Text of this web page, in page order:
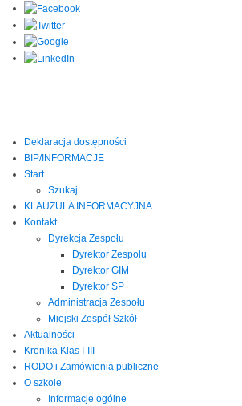
Deklaracja dostępności
BIP/INFORMACJE
Start
Szukaj
KLAUZULA INFORMACYJNA
Kontakt
Dyrekcja Zespołu
Dyrektor Zespołu
Dyrektor GIM
Dyrektor SP
Administracja Zespołu
Miejski Zespół Szkół
Aktualności
Kronika Klas I-III
RODO i Zamówienia publiczne
O szkole
Informacje ogólne